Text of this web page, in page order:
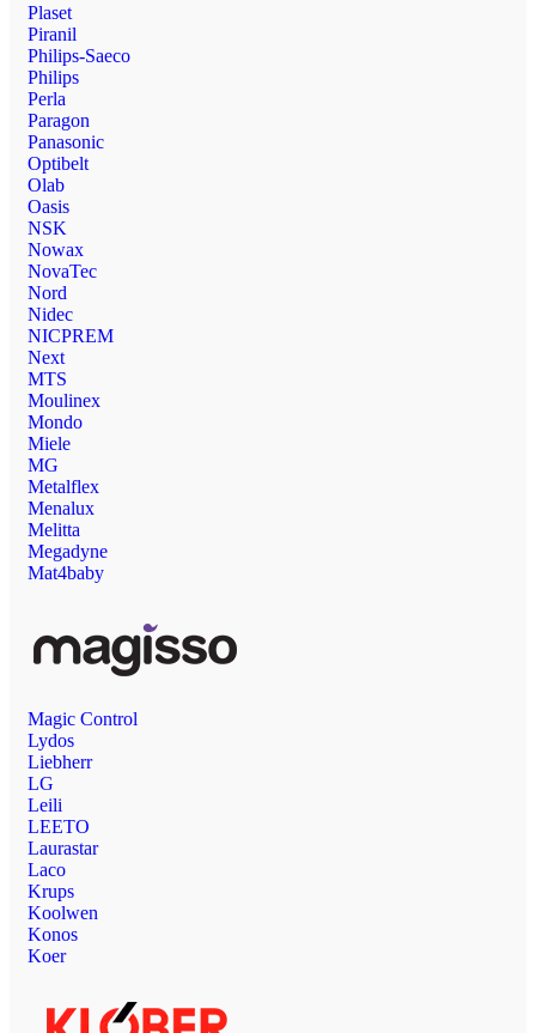
Plaset
Piranil
Philips-Saeco
Philips
Perla
Paragon
Panasonic
Optibelt
Olab
Oasis
NSK
Nowax
NovaTec
Nord
Nidec
NICPREM
Next
MTS
Moulinex
Mondo
Miele
MG
Metalflex
Menalux
Melitta
Megadyne
Mat4baby
Magic Control
Lydos
Liebherr
LG
Leili
LEETO
Laurastar
Laco
Krups
Koolwen
Konos
Koer